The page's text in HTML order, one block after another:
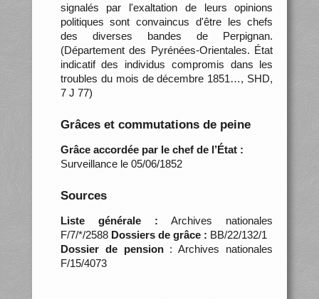
signalés par l'exaltation de leurs opinions
politiques sont convaincus d'être les chefs
des diverses bandes de Perpignan.
(Département des Pyrénées-Orientales. État
indicatif des individus compromis dans les
troubles du mois de décembre 1851…, SHD,
7 J 77)
Grâces et commutations de peine
Grâce accordée par le chef de l’État :
Surveillance le 05/06/1852
Sources
Liste générale : Archives nationales
F/7/*/2588 Dossiers de grâce : BB/22/132/1
Dossier de pension: Archives nationales
F/15/4073